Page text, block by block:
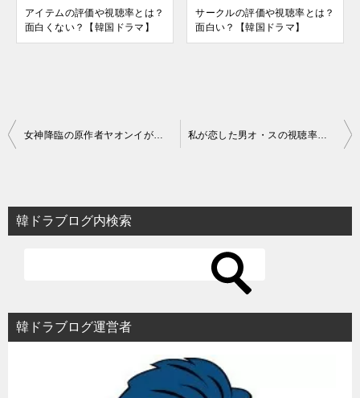
アイテムの評価や視聴率とは？
面白くない？【韓国ドラマ】
サークルの評価や視聴率とは？
面白い？【韓国ドラマ】
投
ビ
ゲ
ョ
ン
韓ドラブログ内検索
韓ドラブログ運営者